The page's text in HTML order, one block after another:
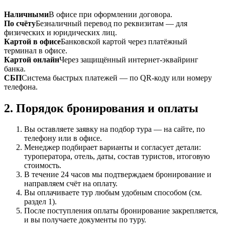
НаличнымиВ офисе при оформлении договора.
По счётуБезналичный перевод по реквизитам — для
физических и юридических лиц.
Картой в офисеБанковской картой через платёжный
терминал в офисе.
Картой онлайнЧерез защищённый интернет-эквайринг
банка.
СБПСистема быстрых платежей — по QR-коду или номеру
телефона.
2. Порядок бронирования и оплаты
Вы оставляете заявку на подбор тура — на сайте, по
телефону или в офисе.
Менеджер подбирает варианты и согласует детали:
туроператора, отель, даты, состав туристов, итоговую
стоимость.
В течение 24 часов мы подтверждаем бронирование и
направляем счёт на оплату.
Вы оплачиваете тур любым удобным способом (см.
раздел 1).
После поступления оплаты бронирование закрепляется,
и вы получаете документы по туру.